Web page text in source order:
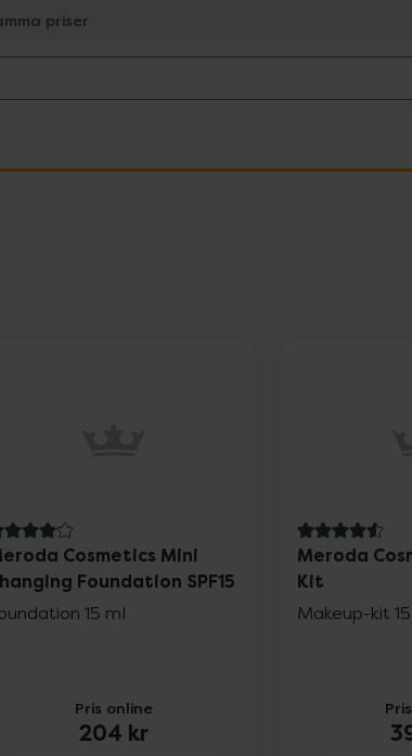
priser
av 5 i omdöme
Cosmetics Mini
Foundation SPF15
15 ml
Pris online
204 kr
4.6 av 5 i
Meroda
Kit
Makeup-kit